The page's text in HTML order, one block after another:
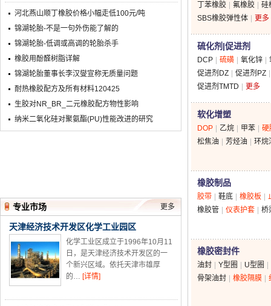
河北鸿运再生
河北燕山顺丁橡胶价格小幅走低100元/吨
锦湖轮胎-不是一句外伤能了解的
锦湖轮胎-低调或高调的轮胎杀手
橡胶用酚醛树脂详解
锦湖轮胎董事长李汉燮宣称无质量问题
耐热橡胶配方及所有材料120425
生胶对NR_BR_二元橡胶配方物性影响
纳米二氧化硅对聚氨酯(PU)性能改进的研究
更多
专业市场
天津经济技术开发区化学工业园区
化学工业区成立于1996年10月11
日，是天津经济技术开发区的一
个新兴区域。依托天津市雄厚
的… [详情]
丁苯橡胶
氟橡胶
硅
SBS橡胶弹性体
更多
硫化剂|促进剂
DCP 硫磺 氧化锌
促进剂DZ
促进剂PZ
促进剂TMTD
更多
软化增塑
DOP 乙烷 甲苯
硬
松焦油
芳烃油 环烷
橡胶制品
胶带 鞋底 橡胶板
橡胶管
仪表护套 桥
橡胶密封件
油封 Y型圈
U型圈
骨架油封
橡胶隔膜